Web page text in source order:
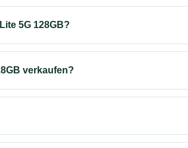
5G 128GB?
verkaufen?